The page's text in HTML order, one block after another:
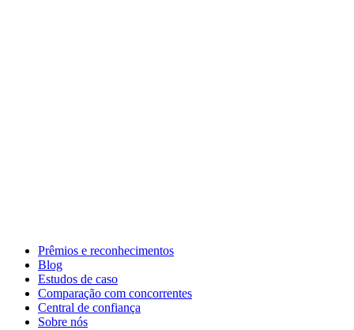
Prêmios e reconhecimentos
Blog
Estudos de caso
Comparação com concorrentes
Central de confiança
Sobre nós